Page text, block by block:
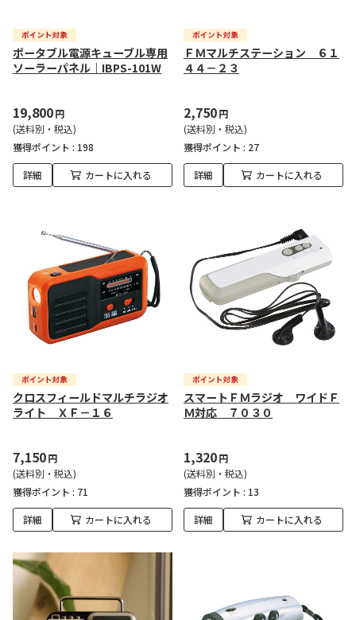
ポータブル電源キューブル専用
ソーラーパネル｜IBPS-101W
19,800円
(送料別・税込)
獲得ポイント : 198
詳細 カートに入れる
ＦＭマルチステーション ６１
４４－２３
2,750円
(送料別・税込)
獲得ポイント : 27
詳細 カートに入れる
クロスフィールドマルチラジオ
ライト ＸＦ－１６
7,150円
(送料別・税込)
獲得ポイント : 71
詳細 カートに入れる
スマートＦＭラジオ ワイドＦ
Ｍ対応 ７０３０
1,320円
(送料別・税込)
獲得ポイント : 13
詳細 カートに入れる